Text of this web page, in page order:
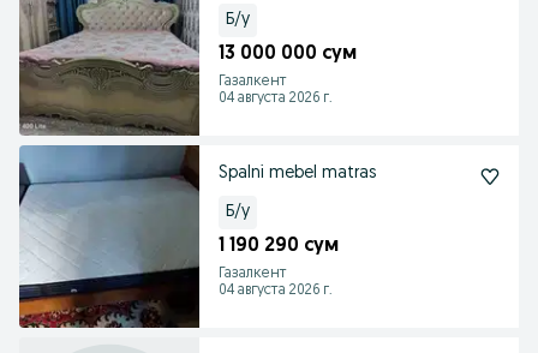
Б/у
13 000 000 сум
Газалкент
04 августа 2026 г.
Spalni mebel matras
Б/у
1 190 290 сум
Газалкент
04 августа 2026 г.